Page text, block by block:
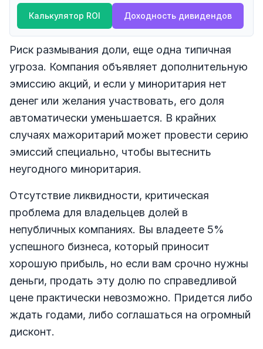
Калькулятор ROI Доходность дивидендов
Риск размывания доли, еще одна типичная
угроза. Компания объявляет дополнительную
эмиссию акций, и если у миноритария нет
денег или желания участвовать, его доля
автоматически уменьшается. В крайних
случаях мажоритарий может провести серию
эмиссий специально, чтобы вытеснить
неугодного миноритария.
Отсутствие ликвидности, критическая
проблема для владельцев долей в
непубличных компаниях. Вы владеете 5%
успешного бизнеса, который приносит
хорошую прибыль, но если вам срочно нужны
деньги, продать эту долю по справедливой
цене практически невозможно. Придется либо
ждать годами, либо соглашаться на огромный
дисконт.